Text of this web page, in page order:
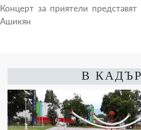
Концерт за приятели представят
Ашикян
В КАДЪР